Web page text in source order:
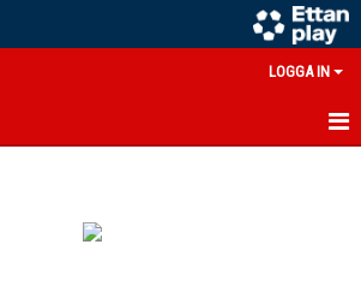
LOGGA IN